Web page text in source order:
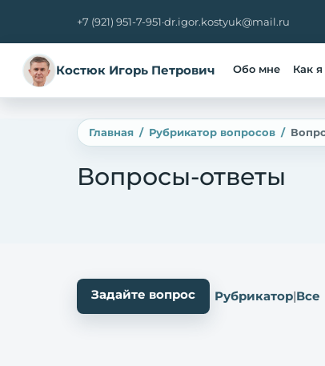
+7 (921) 951-7-951·dr.igor.kostyuk@mail.ru
Костюк Игорь Петрович Обо мне Как
Главная Рубрикатор вопросов
Вопросы-ответы
Задайте вопрос Рубрикатор|Все